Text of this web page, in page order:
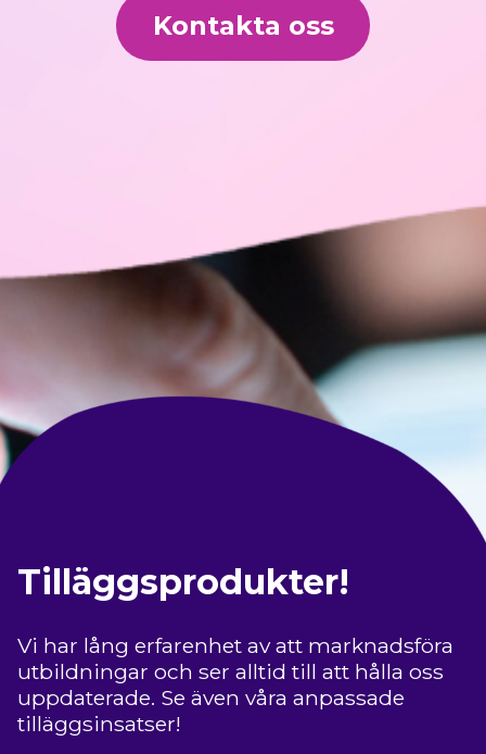
Kontakta oss
Tilläggsprodukter!
Vi har lång erfarenhet av att marknadsföra
utbildningar och ser alltid till att hålla oss
uppdaterade. Se även våra anpassade
tilläggsinsatser!